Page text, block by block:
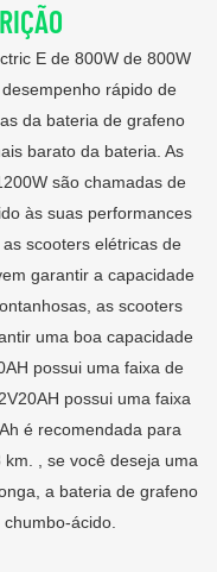
E de 800W de 800W
rápido de
da bateria de grafeno
barato da bateria. As
são chamadas de
às suas performances
scooters elétricas de
garantir a capacidade
as scooters
uma boa capacidade
possui uma faixa de
possui uma faixa
é recomendada para
, se você deseja uma
a bateria de grafeno
ácido.